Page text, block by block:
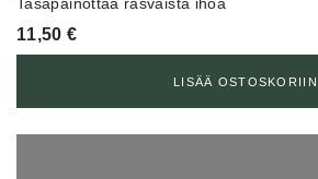
Tasapainottaa rasvaista ihoa
11,50€
LISÄÄ OSTOSKORIIN